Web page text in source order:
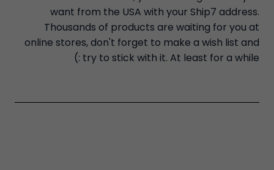
want from the USA with your Ship7 address.
Thousands of products are waiting for you at
online stores, don't forget to make a wish list and
try to stick with it. At least for a while :)